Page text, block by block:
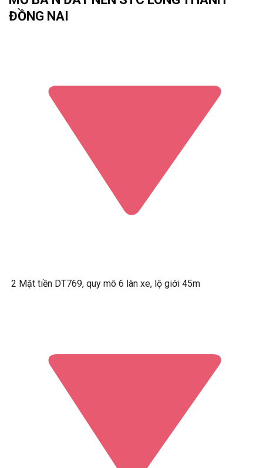
ĐỒNG NAI
2 Mặt tiền DT769, quy mô 6 làn xe, lộ giới 45m